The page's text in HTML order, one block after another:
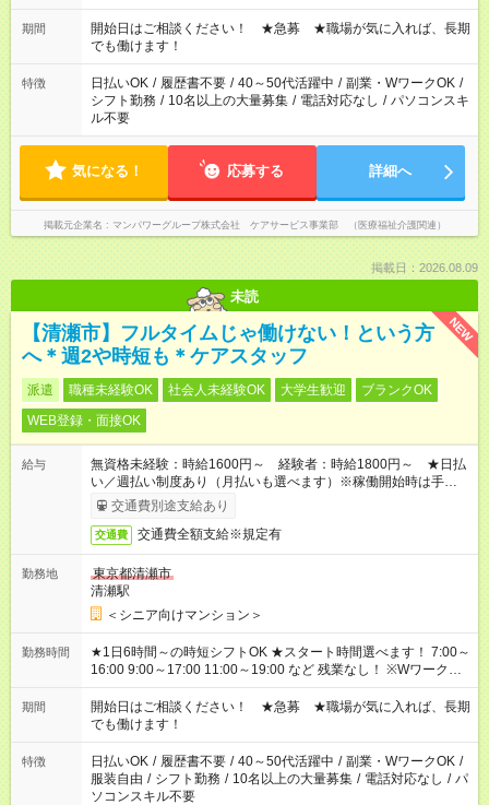
18：00 11：00～20：00 など ※Wワークの場合、他のお仕事と
合わせ週40時間超の就業はご案内できません ※法令に基づき、
週20時間以上勤務は社会保険への加入対象となります ※労働者
派遣法（日雇い派遣の原則禁止）により、短時間・短期間の就
業はご案内が難しい場合があります
期間
開始日はご相談ください！ ★急募 ★職場が気に入れば、長期
でも働けます！
特徴 日払いOK / 履歴書不要 / 40～50代活躍中 / 副業・WワークOK /
シフト勤務 / 10名以上の大量募集 / 電話対応なし / パソコンスキ
ル不要
気になる！ 応募する 詳細へ
掲載元企業名 マンパワーグループ株式会社 ケアサービス事業部 （医療福祉介護関連）
掲載日：2026.08.09
未読
NEW
【清瀬市】フルタイムじゃ働けない！という方
へ＊週2や時短も＊ケアスタッフ
派遣 職種未経験OK 社会人未経験OK 大学生歓迎
ブランクOK
WEB登録・面接OK
給与
無資格未経験：時給1600円～ 経験者：時給1800円～ ★日払
い／週払い制度あり（月払いも選べます）※稼働開始時は手続き
完了次第のお支払いとなります。
交通費別途支給あり
交通費 交通費全額支給※規定有
勤務地
東京都清瀬市
清瀬駅
＜シニア向けマンション＞
勤務時間
★1日6時間～の時短シフトOK ★スタート時間選べます！ 7:00～
16:00 9:00～17:00 11:00～19:00 など 残業なし！ ※Wワークの
場合、他のお仕事と合わせ週40時間超の就業はご案内できませ
ん ※法令に基づき、週20時間以上勤務は社会保険への加入対象
となります ※労働者派遣法（日雇い派遣の原則禁止）により、
短時間・短期間の就業はご案内が難しい場合があります
期間
開始日はご相談ください！ ★急募 ★職場が気に入れば、長期
でも働けます！
特徴 日払いOK / 履歴書不要 / 40～50代活躍中 / 副業・WワークOK /
服装自由 / シフト勤務 / 10名以上の大量募集 / 電話対応なし / パ
ソコンスキル不要